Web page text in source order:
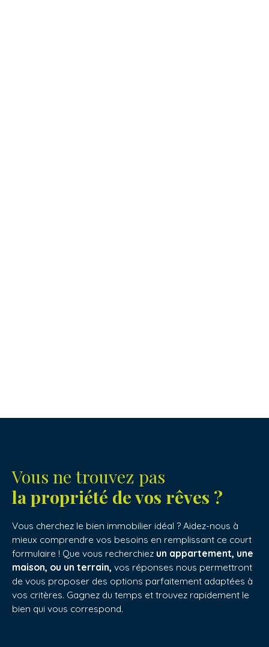
Vous ne trouvez pas
la propriété de vos rêves ?
Vous cherchez le bien immobilier idéal ? Aidez-nous à
mieux comprendre vos besoins en remplissant ce court
formulaire ! Que vous recherchiez un appartement, une
maison, ou un terrain, vos réponses nous permettront
de vous proposer des options parfaitement adaptées à
vos critères. Gagnez du temps et trouvez rapidement le
bien qui vous correspond.